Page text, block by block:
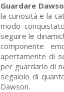
Guardare
la curiosità e la
modo
seguire le
componente
apertamente di
per guardarlo di
segaiolo di
Dawson.